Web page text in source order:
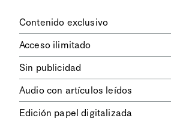
Contenido exclusivo
digitales dela diaria
los contenidos de Le Monde
diplomatique.
Acceso ilimitado
contenidos.
Sin publicidad
publicitarios.
Audio con artículos leídos
Edición papel digitalizada